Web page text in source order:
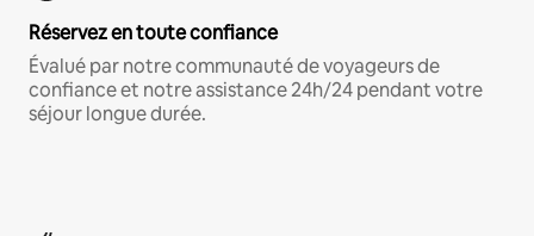
Réservez en toute confiance
Évalué par notre communauté de voyageurs de
confiance et notre assistance 24h/24 pendant votre
séjour longue durée.